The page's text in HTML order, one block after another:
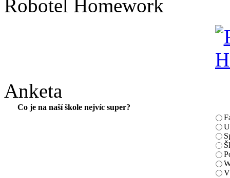
Robotel Homework
Anketa
Co je na naší škole nejvíc super?